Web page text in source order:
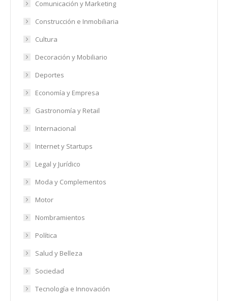
Comunicación y Marketing
Construcción e Inmobiliaria
Cultura
Decoración y Mobiliario
Deportes
Economía y Empresa
Gastronomía y Retail
Internacional
Internet y Startups
Legal y Jurídico
Moda y Complementos
Motor
Nombramientos
Política
Salud y Belleza
Sociedad
Tecnología e Innovación